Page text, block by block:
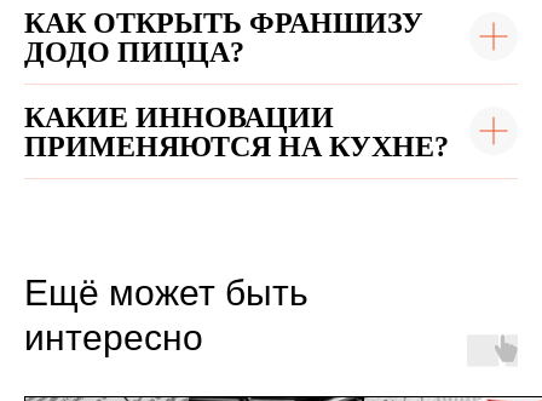
КАК ОТКРЫТЬ ФРАНШИЗУ
ДОДО ПИЦЦА?
КАКИЕ ИННОВАЦИИ
ПРИМЕНЯЮТСЯ НА КУХНЕ?
Ещё может быть
интересно